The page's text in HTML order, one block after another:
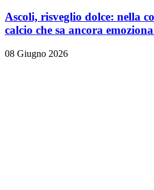
Ascoli, risveglio dolce: nella
calcio che sa ancora
08 Giugno 2026